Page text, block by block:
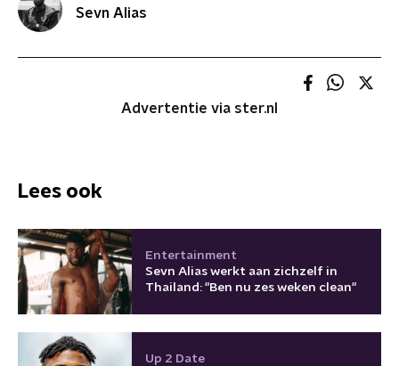
Sevn Alias
Advertentie via ster.nl
Lees ook
Entertainment
Sevn Alias werkt aan zichzelf in
Thailand: "Ben nu zes weken clean"
Up 2 Date